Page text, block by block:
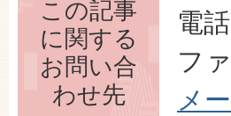
この記事
に関する
お問い合
わせ先
電
フ
メ